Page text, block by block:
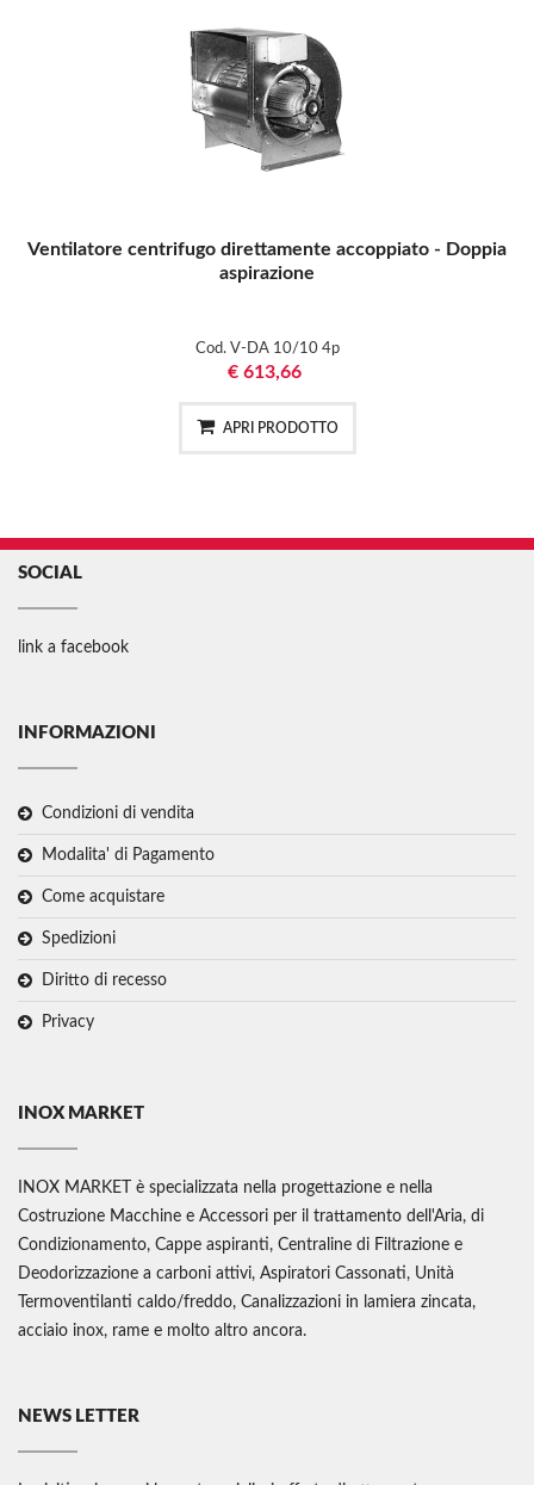
Ventilatore centrifugo direttamente accoppiato - Doppia
aspirazione
Cod. V-DA 10/10 4p
€ 613,66
APRI PRODOTTO
SOCIAL
link a facebook
INFORMAZIONI
Condizioni di vendita
Modalita' di Pagamento
Come acquistare
Spedizioni
Diritto di recesso
Privacy
INOX MARKET
INOX MARKET è specializzata nella progettazione e nella
Costruzione Macchine e Accessori per il trattamento dell'Aria, di
Condizionamento, Cappe aspiranti, Centraline di Filtrazione e
Deodorizzazione a carboni attivi, Aspiratori Cassonati, Unità
Termoventilanti caldo/freddo, Canalizzazioni in lamiera zincata,
acciaio inox, rame e molto altro ancora.
NEWS LETTER